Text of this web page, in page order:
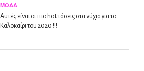
ΜΌΔΑ
Αυτές είναι οι πιο hot τάσεις στα νύχια για το
Καλοκαίρι του 2020 !!!